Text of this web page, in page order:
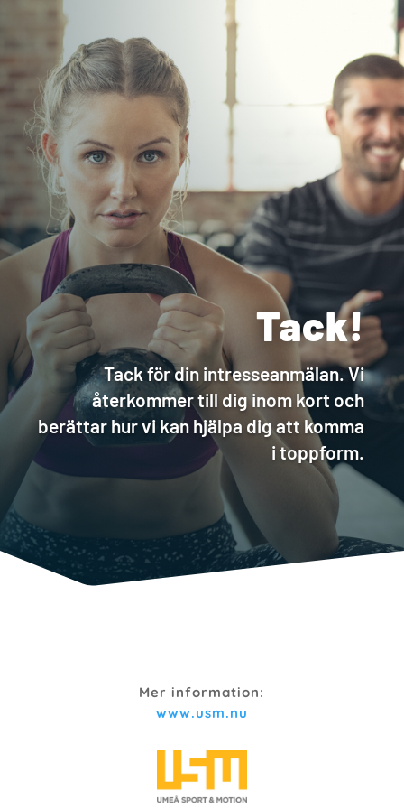
Tack!
Tack för din intresseanmälan. Vi
återkommer till dig inom kort och
berättar hur vi kan hjälpa dig att komma
i toppform.
Mer information:
www.usm.nu